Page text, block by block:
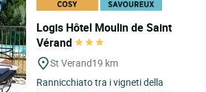
Logis Hôtel Moulin de Saint
Vérand
St Verand19 km
Rannicchiato tra i vigneti della